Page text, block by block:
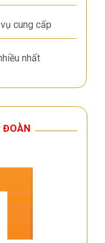
cung cấp
nhất
ĐOÀN